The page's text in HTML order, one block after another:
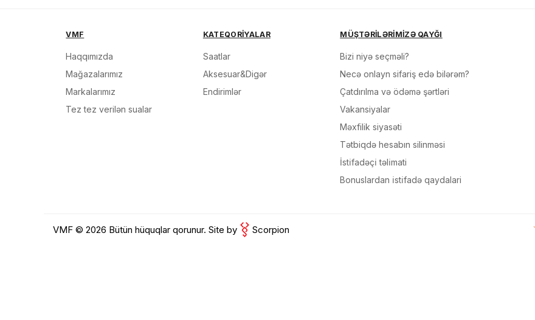
Endirim
Sifarişi rəsmiləşdir
OK
VMF
Haqqımızda
Mağazalarımız
Markalarımız
Tez tez verilən sualar
KATEQORİYALAR
Saatlar
Aksesuar&Digər
Endirimlər
MÜŞTƏRİLƏRİMİZƏ QAYĞI
Bizi niyə seçməli?
Necə onlayn sifariş edə bilərəm?
Çatdırılma və ödəmə şərtləri
Vakansiyalar
Məxfilik siyasəti
Tətbiqdə hesabın silinməsi
İsti̇fadəçi̇ təli̇mati
Bonuslardan i̇sti̇fadə qaydalari
VMF © 2026 Bütün hüquqlar qorunur. Site by Scorpion